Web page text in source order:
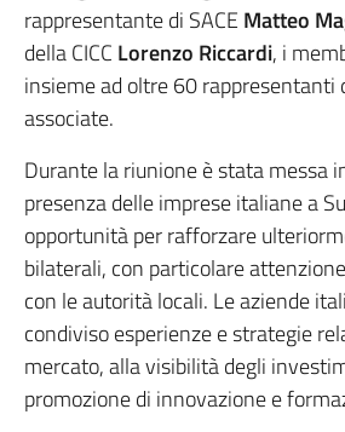
rappresentante di SACE Matteo
della CICC Lorenzo Riccardi, i
insieme ad oltre 60 rappresentanti
associate.
Durante la riunione è stata messa
presenza delle imprese italiane a
opportunità per rafforzare
bilaterali, con particolare
con le autorità locali. Le aziende
condiviso esperienze e strategie
mercato, alla visibilità degli
promozione di innovazione e